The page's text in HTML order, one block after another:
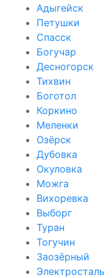
Адыгейск
Петушки
Спасск
Богучар
Десногорск
Тихвин
Боготол
Коркино
Меленки
Озёрск
Дубовка
Окуловка
Можга
Вихоревка
Выборг
Туран
Тогучин
Заозёрный
Электросталь